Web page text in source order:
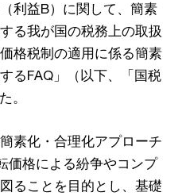
利益B）に関して、簡素
る我が国の税務上の取扱
格税制の適用に係る簡素
るFAQ」（以下、「国税
。
素化・合理化アプローチ
価格による紛争やコンプ
ることを目的とし、基礎